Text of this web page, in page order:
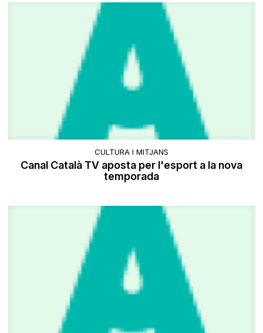
CULTURA I MITJANS
Canal Català TV aposta per l'esport a la nova
temporada